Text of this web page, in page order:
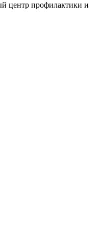
центр профилактики и